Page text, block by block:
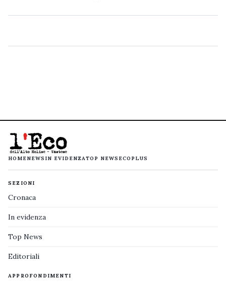
HOMENEWS IN EVIDENZATOP NEWS ECOPLUS
SEZIONI
Cronaca
In evidenza
Top News
Editoriali
APPROFONDIMENTI